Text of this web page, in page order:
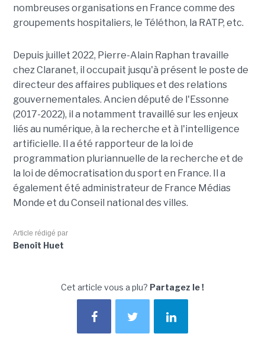
nombreuses organisations en France comme des
groupements hospitaliers, le Téléthon, la RATP, etc.
Depuis juillet 2022, Pierre-Alain Raphan travaille
chez Claranet, il occupait jusqu'à présent le poste de
directeur des affaires publiques et des relations
gouvernementales. Ancien député de l'Essonne
(2017-2022), il a notamment travaillé sur les enjeux
liés au numérique, à la recherche et à l'intelligence
artificielle. Il a été rapporteur de la loi de
programmation pluriannuelle de la recherche et de
la loi de démocratisation du sport en France. Il a
également été administrateur de France Médias
Monde et du Conseil national des villes.
Article rédigé par
Benoît Huet
Cet article vous a plu? Partagez le !